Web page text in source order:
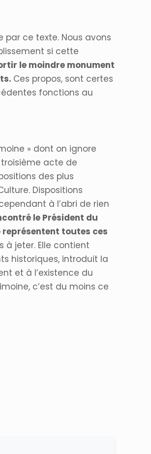
par ce texte. Nous avons
si cette
le moindre monument
Ces propos, sont certes
fonctions au
» dont on ignore
acte de
des plus
Dispositions
à l’abri de rien
le Président du
représentent toutes ces
à jeter. Elle contient
historiques, introduit la
et à l’existence du
c’est du moins ce